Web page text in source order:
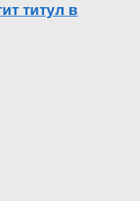
титул в